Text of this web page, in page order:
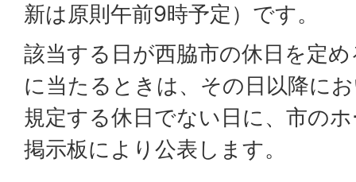
新は原則午前9時予定）です。
該当する日が西脇市の休日を定
に当たるときは、その日以降に
規定する休日でない日に、市の
掲示板により公表します。